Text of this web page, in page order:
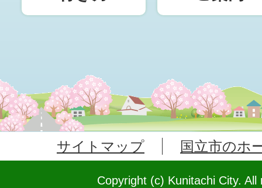
サイトマップ 国立市のホ
Copyright (c) Kunitachi City.